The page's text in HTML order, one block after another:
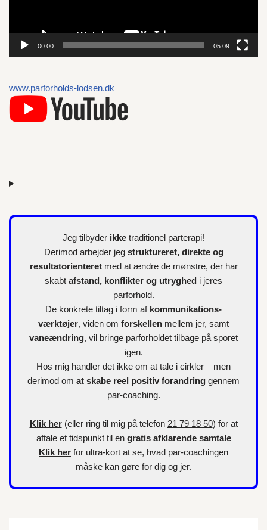
e
00:00 05:09
www.parforholds-lodsen.dk
Jeg tilbyder ikke traditionel parterapi!
Derimod arbejder jeg struktureret, direkte og
resultatorienteretmed at ændre de mønstre, der har
skabt afstand, konflikter og utryghed i jeres
parforhold.
De konkrete tiltag i form af kommunikations-
værktøjer, viden om forskellen mellem jer, samt
vaneændring, vil bringe parforholdet tilbage på sporet
igen.
Hos mig handler det ikke om at tale i cirkler – men
derimod om at skabe reel positiv forandring gennem
par-coaching.
Klik her(eller ring til mig på telefon 21 79 18 50) for at
aftale et tidspunkt til en gratis afklarende samtale
Klik her for ultra-kort at se, hvad par-coachingen
måske kan gøre for dig og jer.